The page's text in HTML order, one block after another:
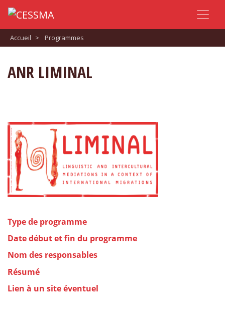
Accueil > Programmes
ANR LIMINAL
Type de programme
Date début et fin du programme
Nom des responsables
Résumé
Lien à un site éventuel